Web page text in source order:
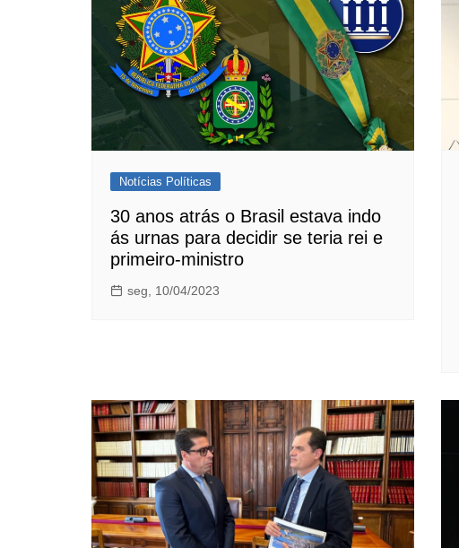
Notícias Políticas
30 anos atrás o Brasil estava indo
ás urnas para decidir se teria rei e
primeiro-ministro
seg, 10/04/2023